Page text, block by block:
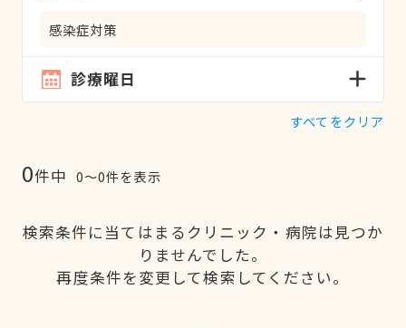
感染症対策
診療曜日
すべてをクリア
0件中 0〜0件を表示
検索条件に当てはまるクリニック・病院は見つか
りませんでした。
再度条件を変更して検索してください。